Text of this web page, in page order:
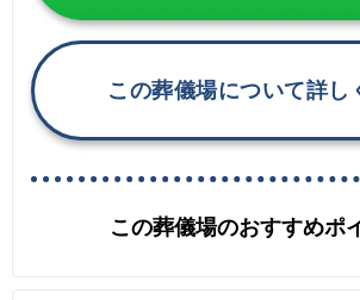
この葬儀場について詳し
この葬儀場のおすすめポ